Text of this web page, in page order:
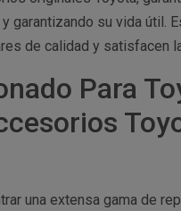
garantizando su vida
de calidad y satisfacen
Para
una extensa gama de